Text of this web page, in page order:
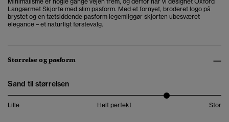
Langærmet Skjorte med slim pasform. Med et fornyet, broderet logo på
brystet og en tætsiddende pasform legemliggør skjorten ubesværet
elegance – et naturligt førstevalg.
Størrelse og pasform
Sand til størrelsen
Lille Helt perfekt Stor